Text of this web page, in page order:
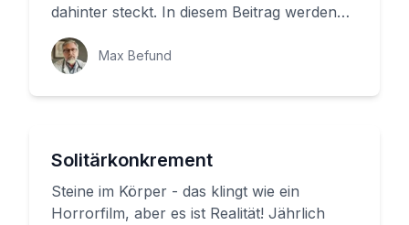
dahinter steckt. In diesem Beitrag werden
wir uns mit den Harnsteinen a...
Max Befund
Solitärkonkrement
Steine im Körper - das klingt wie ein
Horrorfilm, aber es ist Realität! Jährlich